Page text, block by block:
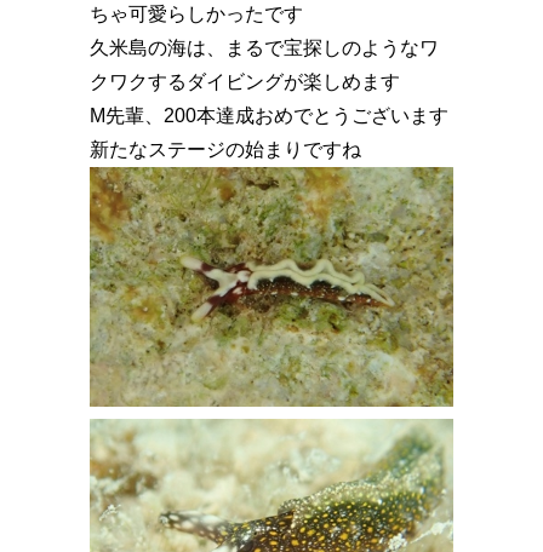
ちゃ可愛らしかったです
久米島の海は、まるで宝探しのようなワ
クワクするダイビングが楽しめます
M先輩、200本達成おめでとうございます
新たなステージの始まりですね